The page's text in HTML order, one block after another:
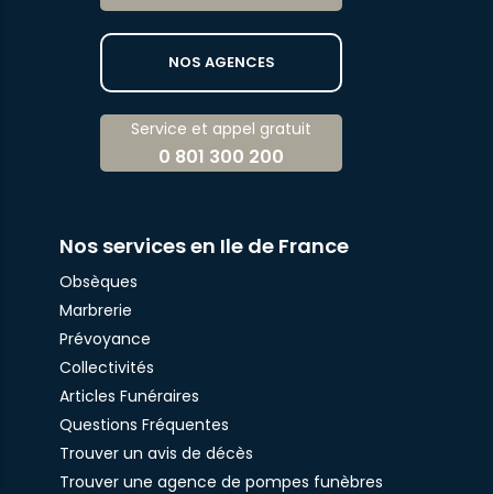
NOS AGENCES
Service et appel gratuit
0 801 300 200
Nos services en Ile de France
Obsèques
Marbrerie
Prévoyance
Collectivités
Articles Funéraires
Questions Fréquentes
Trouver un avis de décès
Trouver une agence de pompes funèbres